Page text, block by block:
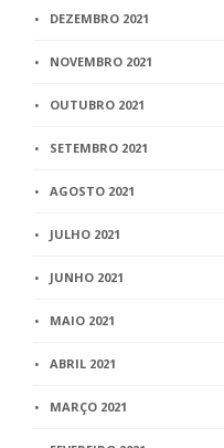
DEZEMBRO 2021
NOVEMBRO 2021
OUTUBRO 2021
SETEMBRO 2021
AGOSTO 2021
JULHO 2021
JUNHO 2021
MAIO 2021
ABRIL 2021
MARÇO 2021